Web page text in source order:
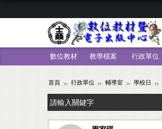
數位教材 教學檔案 行政單位
首頁 行政單位 輔導室 學校日